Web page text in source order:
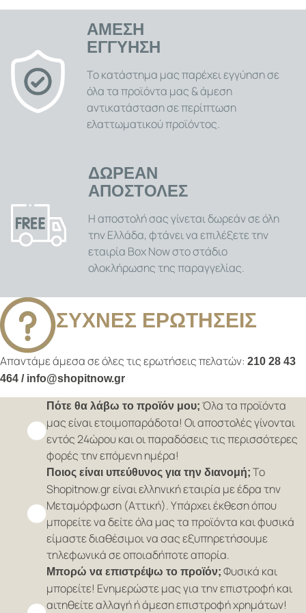
ΑΜΕΣΗ
ΕΓΓΥΗΣΗ
Το κατάστημα μας παρέχει εγγύηση σε
όλα τα προϊόντα μας & άμεση
αντικατάσταση σε περίπτωση
ελαττωματικού προϊόντος.
ΔΩΡΕΑΝ
ΑΠΟΣΤΟΛΕΣ
Η αποστολή σας γίνεται δωρεάν σε όλη
την Ελλάδα, φτάνει να επιλέξετε την
εταιρία Box Now στο στάδιο
ολοκλήρωσης της παραγγελίας.
ΣΥΧΝΕΣ ΕΡΩΤΗΣΕΙΣ
Απαντάμε άμεσα σε όλες τις ερωτήσεις πελατών: 210 28 43
464 / info@shopitnow.gr
Πότε θα λάβω το προϊόν μου; Όλα τα προϊόντα
μας είναι ετοιμοπαράδοτα! Οι αποστολές γίνονται
εντός 24ώρου και οι παραδόσεις τις περισσότερες
φορές την επόμενη ημέρα!
Ποιος είναι υπεύθυνος για την διανομή; Το
Shopitnow.gr είναι ελληνική εταιρία με έδρα την
Μεταμόρφωση (Αττική). Υπάρχει έκθεση όπου
μπορείτε να δείτε όλα μας τα προϊόντα και φυσικά
είμαστε διαθέσιμοι να σας εξυπηρετήσουμε
τηλεφωνικά σε οποιαδήποτε απορία.
Μπορώ να επιστρέψω το προϊόν; Φυσικά και
μπορείτε! Ενημερώστε μας για την επιστροφή και
αιτηθείτε αλλαγή ή άμεση επιστροφή χρημάτων!